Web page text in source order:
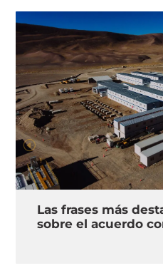
Las frases más
sobre el acuerdo